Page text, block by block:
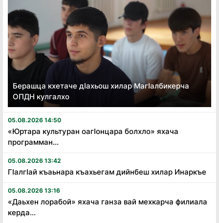
Берашца кхетаче дӏахьош хилар Магӏалбикерча
ОПДН кулгалхо
05.08.2026 14:50
«Юртара культуран оагӏонцара болхло» яхача
программан...
05.08.2026 13:42
Гӏалгӏай къаьнара къахьегам дийнбеш хилар Инаркъе
05.08.2026 13:16
«Даьхен лорабой» яхача ганза вай мехкарча филиала
керда...